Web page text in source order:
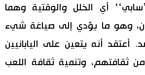
أي الخلل والوقتية وهما
وهو ما يؤدي إلى صياغة شيء
أعتقد أنه يتعين على اليابانيين
ثقافتهم، وتنمية ثقافة اللعب